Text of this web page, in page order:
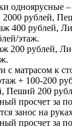
одноярусные –
2000 рублей,
400 рублей,
этаж.
200 рублей,
с матрасом к
+ 100-200
Пеший 200
просчет за
занос на
просчет за